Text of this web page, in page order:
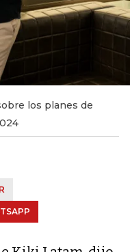
los planes de